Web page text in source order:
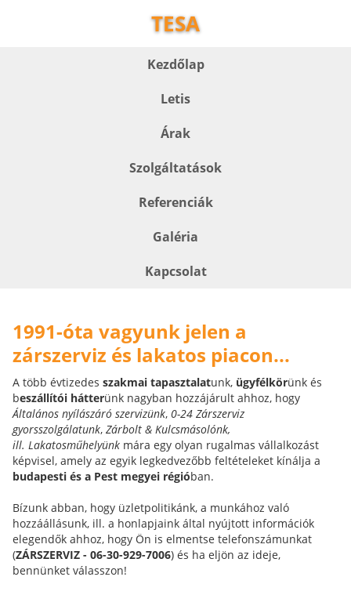
TESA
Kezdőlap
Letis
Árak
Szolgáltatások
Referenciák
Galéria
Kapcsolat
1991-óta vagyunk jelen a
zárszerviz és lakatos piacon...
A több évtizedes szakmai tapasztalatunk, ügyfélkörünk és
beszállítói hátterünk nagyban hozzájárult ahhoz, hogy
Általános nyílászáró szervizünk, 0-24 Zárszerviz
gyorsszolgálatunk, Zárbolt & Kulcsmásolónk,
ill. Lakatosműhelyünk mára egy olyan rugalmas vállalkozást
képvisel, amely az egyik legkedvezőbb feltételeket kínálja a
budapesti és a Pest megyei régióban.
Bízunk abban, hogy üzletpolitikánk, a munkához való
hozzáállásunk, ill. a honlapjaink által nyújtott információk
elegendők ahhoz, hogy Ön is elmentse telefonszámunkat
(ZÁRSZERVIZ - 06-30-929-7006) és ha eljön az ideje,
bennünket válasszon!